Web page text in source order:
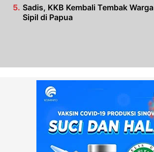
Sadis, KKB Kembali Tembak Warga
Sipil di Papua